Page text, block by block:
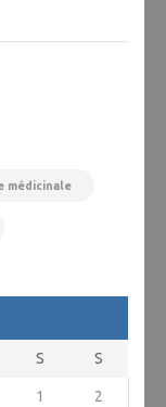
médicinale
S S
1 2